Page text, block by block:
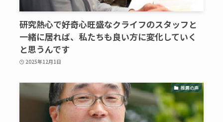
研究熱心で好奇心旺盛なクライフのスタッフと
一緒に居れば、私たちも良い方に変化していく
と思うんです
2025年12月1日
推薦の声